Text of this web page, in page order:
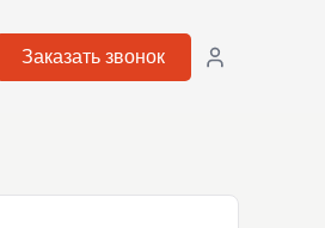
Заказать звонок